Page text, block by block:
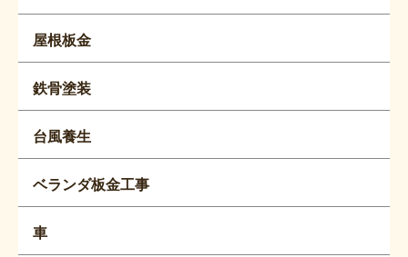
屋根板金
鉄骨塗装
台風養生
ベランダ板金工事
車